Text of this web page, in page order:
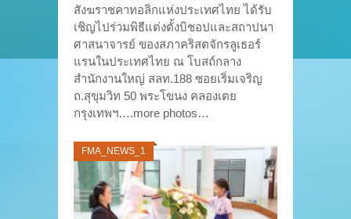
สังฆราชคาทอลิกแห่งประเทศไทย ได้รับ
เชิญไปร่วมพิธีแต่งตั้งบิชอปและสถาปนา
ศาสนาจารย์ ของสภาคริสตจักรลูเธอร์
แรนในประเทศไทย ณ โบสถ์กลาง
สำนักงานใหญ่ สลท.188 ซอยเริ่มเจริญ
ถ.สุขุมวิท 50 พระโขนง คลองเตย
กรุงเทพฯ….more photos…
FMA_NEWS_1